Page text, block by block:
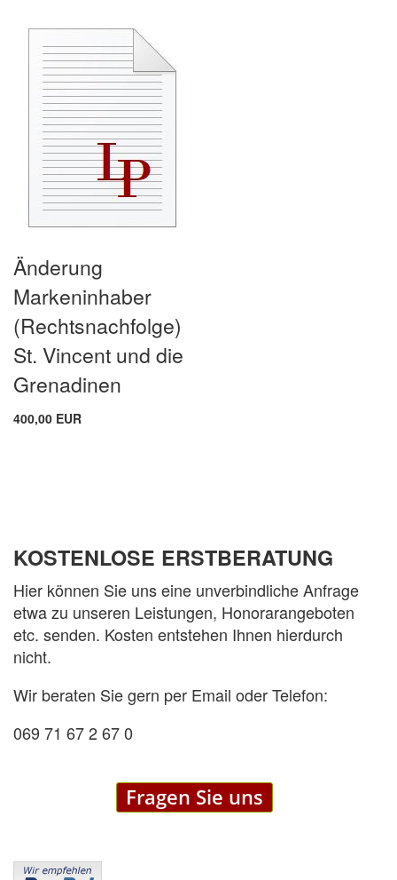
Änderung
Markeninhaber
(Rechtsnachfolge)
St. Vincent und die
Grenadinen
400,00 EUR
KOSTENLOSE ERSTBERATUNG
Hier können Sie uns eine unverbindliche Anfrage
etwa zu unseren Leistungen, Honorarangeboten
etc. senden. Kosten entstehen Ihnen hierdurch
nicht.
Wir beraten Sie gern per Email oder Telefon:
069 71 67 2 67 0
Fragen Sie uns